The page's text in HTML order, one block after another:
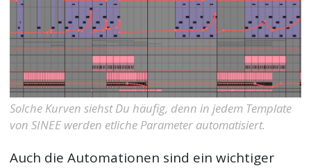
Solche Kurven siehst Du häufig, denn in jedem Template
von SINEE werden etliche Parameter automatisiert.
Auch die Automationen sind ein wichtiger